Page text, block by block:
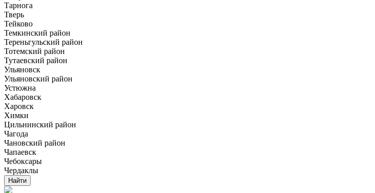
Тарнога
Тверь
Тейково
Темкинский район
Тереньгульский район
Тотемский район
Тутаевский район
Ульяновск
Ульяновский район
Устюжна
Хабаровск
Харовск
Химки
Цильнинский район
Чагода
Чановский район
Чапаевск
Чебоксары
Чердаклы